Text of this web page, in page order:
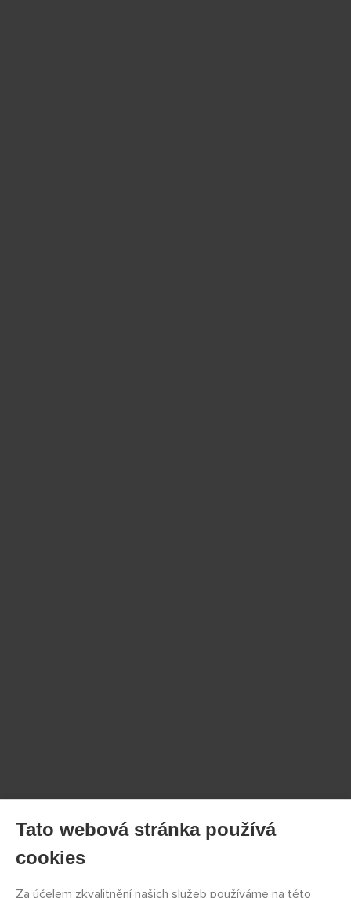
Tato webová stránka používá
cookies
Za účelem zkvalitnění našich služeb používáme na této